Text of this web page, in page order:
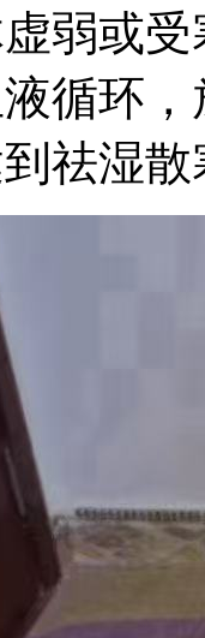
弱或
循环
祛湿